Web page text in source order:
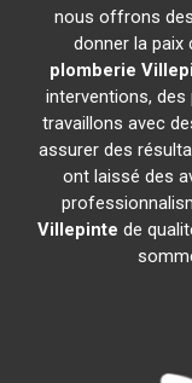
nous offrons
donner la paix
plomberie
interventions,
travaillons avec
assurer des
ont laissé des
Villepinte de